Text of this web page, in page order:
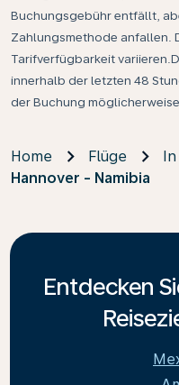
Buchungsgebühr entfällt,
Zahlungsmethode anfallen.
Tarifverfügbarkeit
innerhalb der letzten 48
der Buchung
Home Flüge
Hannover - Namibia
Entdecken